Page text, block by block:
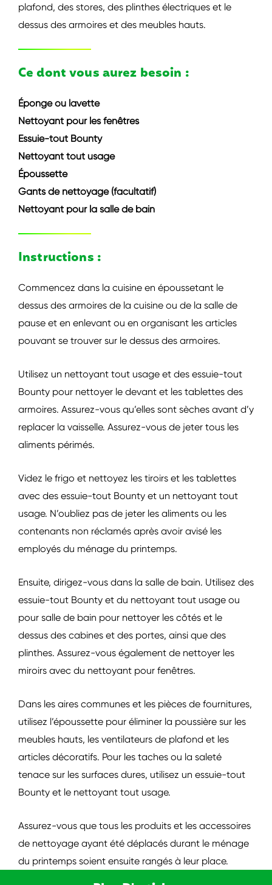
plafond, des stores, des plinthes électriques et le
dessus des armoires et des meubles hauts.
Ce dont vous aurez besoin :
Éponge ou lavette
Nettoyant pour les fenêtres
Essuie-tout Bounty
Nettoyant tout usage
Époussette
Gants de nettoyage (facultatif)
Nettoyant pour la salle de bain
Instructions :
Commencez dans la cuisine en époussetant le
dessus des armoires de la cuisine ou de la salle de
pause et en enlevant ou en organisant les articles
pouvant se trouver sur le dessus des armoires.
Utilisez un nettoyant tout usage et des essuie-tout
Bounty pour nettoyer le devant et les tablettes des
armoires. Assurez-vous qu’elles sont sèches avant d’y
replacer la vaisselle. Assurez-vous de jeter tous les
aliments périmés.
Videz le frigo et nettoyez les tiroirs et les tablettes
avec des essuie-tout Bounty et un nettoyant tout
usage. N’oubliez pas de jeter les aliments ou les
contenants non réclamés après avoir avisé les
employés du ménage du printemps.
Ensuite, dirigez-vous dans la salle de bain. Utilisez des
essuie-tout Bounty et du nettoyant tout usage ou
pour salle de bain pour nettoyer les côtés et le
dessus des cabines et des portes, ainsi que des
plinthes. Assurez-vous également de nettoyer les
miroirs avec du nettoyant pour fenêtres.
Dans les aires communes et les pièces de fournitures,
utilisez l’époussette pour éliminer la poussière sur les
meubles hauts, les ventilateurs de plafond et les
articles décoratifs. Pour les taches ou la saleté
tenace sur les surfaces dures, utilisez un essuie-tout
Bounty et le nettoyant tout usage.
Assurez-vous que tous les produits et les accessoires
de nettoyage ayant été déplacés durant le ménage
du printemps soient ensuite rangés à leur place.